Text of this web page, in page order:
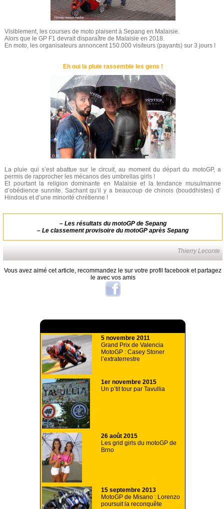
Visiblement, les courses de moto plaisent à Sepang en Malaisie.
Alors que le GP F1 devrait disparaître de Malaisie en 2018.
En moto, les organisateurs annoncent 150.000 visiteurs (payants) sur 3 jours !
Eh oui la pluie rassemble les gens !
La pluie qui s’est abattue sur le circuit, au moment du départ du motoGP, a
permis de rapprocher les mécanos des umbrellas girls !
Et pourtant la religion dominante en Malaisie et la tendance musulmanne
d’obédience sunnite. Sachant qu’il y a beaucoup de chinois (bouddhistes) d’
Hindous et d’une minorité chrétienne !
– Les résultats du motoGP de Sepang
– Le classement provisoire du motoGP après Sepang
Thierry Leconte
Vous avez aimé cet article, recommandez le sur votre profil facebook et partagez
le avec vos amis
5 novembre 2011
Grand Prix de Valencia
MotoGP : Casey Stoner
l’extraterrestre
1er novembre 2015
Un p’tit tour par Tavullia
26 août 2015
Les grid girls du motoGP de
Brno
15 septembre 2013
MotoGP de Misano : Lorenzo
poursuit la reconquête